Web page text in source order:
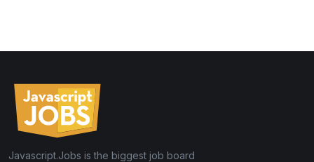
Javascript.Jobs is the biggest job board